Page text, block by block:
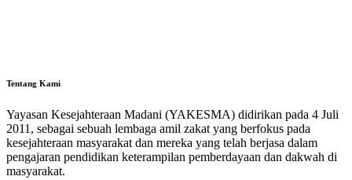
Tentang Kami
Yayasan Kesejahteraan Madani (YAKESMA) didirikan pada 4 Juli
2011, sebagai sebuah lembaga amil zakat yang berfokus pada
kesejahteraan masyarakat dan mereka yang telah berjasa dalam
pengajaran pendidikan keterampilan pemberdayaan dan dakwah di
masyarakat.